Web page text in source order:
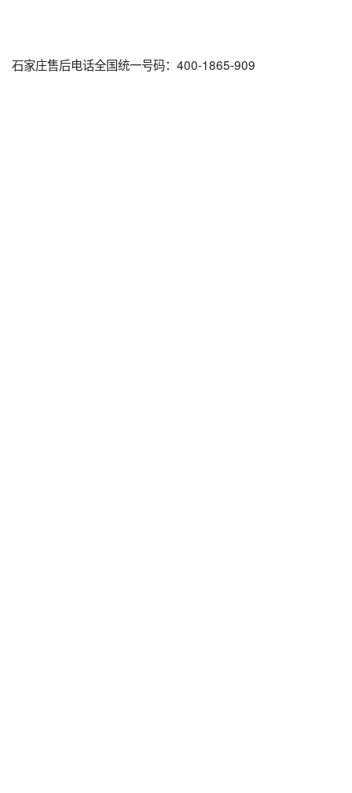
石家庄售后电话全国统一号码：400-1865-909